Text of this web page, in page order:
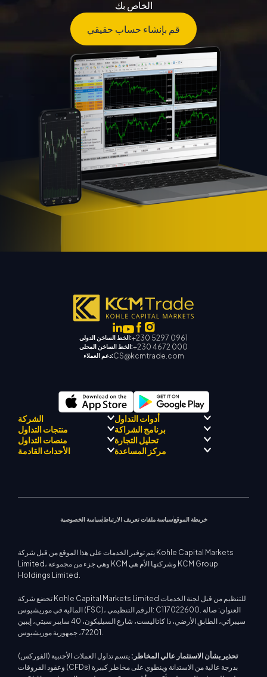
الخاص بك
قم بإنشاء حساب حقيقي
الخط الساخن الدولي:+230 5297 0961
الخط الساخن المحلي:+230 4672 000
دعم العملاء:CS@kcmtrade.com
الشركة
الامتثال التنظيمي
حول كي سي إم تريد
فريق كي سي إم تريد دريفت
أدوات التداول
مرشد KCM للتجارة بالذكاء
الاصطناعي
مركز KCM للإشارات التجارية
منتجات التداول
الفوركس
معادن ثمينة
برنامج الشراكة
برنامج التعريف بالوسيط
منصات التداول تحليل التجارة
فريق محلل السوق
الأحداث القادمة مركز المساعدة
سياسة الخصوصية سياسة ملفات تعريف الارتباط خريطة الموقع
يتم توفير الخدمات على هذا الموقع من قبل شركة Kohle Capital Markets
Limited، وهي جزء من مجموعة KCM وشركتها الأم هي KCM Group
Holdings Limited.
تخضع شركة Kohle Capital Markets Limited للتنظيم من قبل لجنة الخدمات
المالية في موريشيوس (FSC)، الرقم التنظيمي: C117022600. العنوان: صالة
سيبراتي، الطابق الأرضي، ذا كاتاليست، شارع السيليكون، 40 سايبر سيتي، إيبين
72201، جمهورية موريشيوس.
تحذير بشأن الاستثمار عالي المخاطر: يتسم تداول العملات الأجنبية (الفوركس)
وعقود الفروقات (CFDs) بدرجة عالية من الاستدانة وينطوي على مخاطر كبيرة